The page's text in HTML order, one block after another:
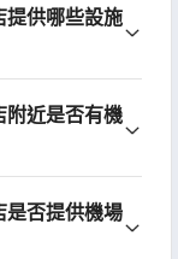
供哪些設施
近是否有機
否提供機場